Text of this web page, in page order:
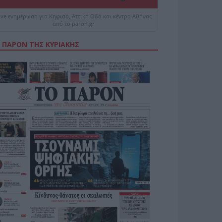
ενημέρωση για Κηφισό, Αττική Οδό και κέντρο Αθήνας
από το paron.gr
ΤΗΣ ΚΥΡΙΑΚΗΣ